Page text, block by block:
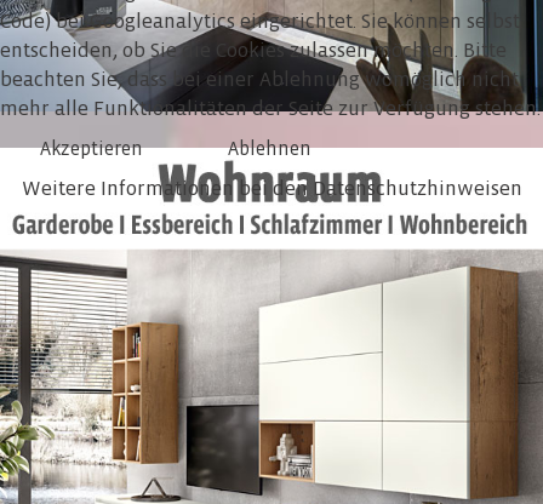
MEHR DAZU
Code) bei Googleanalytics eingerichtet. Sie können selbst
entscheiden, ob Sie die Cookies zulassen möchten. Bitte
beachten Sie, dass bei einer Ablehnung womöglich nicht
mehr alle Funktionalitäten der Seite zur Verfügung stehen.
Akzeptieren Ablehnen
Weitere Informationen bei den Datenschutzhinweisen